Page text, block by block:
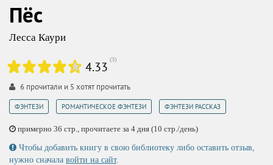
Пёс
Лесса Каури
4.33 (3)
6 прочитали и 5 хотят прочитать
ФЭНТЕЗИ РОМАНТИЧЕСКОЕ ФЭНТЕЗИ ФЭНТЕЗИ РАССКАЗ
примерно 36 стр., прочитаете за 4 дня (10 стр./день)
Чтобы добавить книгу в свою библиотеку либо оставить отзыв,
нужно сначала войти на сайт.